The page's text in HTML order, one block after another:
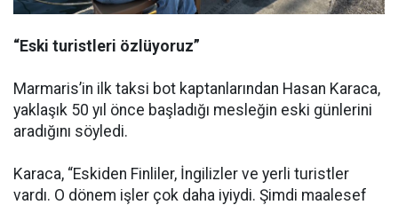
“Eski turistleri özlüyoruz”
Marmaris’in ilk taksi bot kaptanlarından Hasan Karaca,
yaklaşık 50 yıl önce başladığı mesleğin eski günlerini
aradığını söyledi.
Karaca, “Eskiden Finliler, İngilizler ve yerli turistler
vardı. O dönem işler çok daha iyiydi. Şimdi maalesef